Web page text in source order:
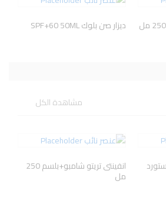
مومينتو صن بلوك لوشن250 مل ديزار صن بلوك SPF+60 50ML
مشاهدة الكل
مستورد انفينتى تريتو شامبو+بلسم 250
مل